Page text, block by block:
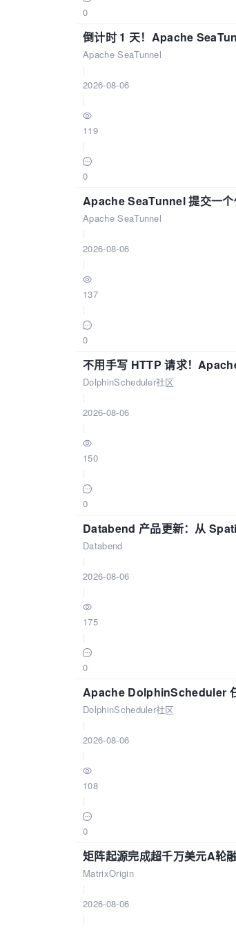
0
倒计时 1 天！Apache
Apache SeaTunnel
2026-08-06
119
0
Apache SeaTunnel 提交一个
Apache SeaTunnel
2026-08-06
137
0
不用手写 HTTP 请求！
DolphinScheduler社区
2026-08-06
150
0
Databend 产品更新：从
Databend
2026-08-06
175
0
Apache DolphinScheduler
DolphinScheduler社区
2026-08-06
108
0
矩阵起源完成超千万美元A轮
MatrixOrigin
2026-08-06